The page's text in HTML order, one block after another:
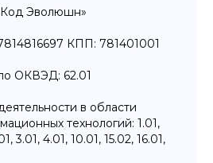
Эволюшн»
КПП: 781401001
ОКВЭД: 62.01
в области
технологий: 1.01,
3.01, 4.01, 10.01, 15.02, 16.01,